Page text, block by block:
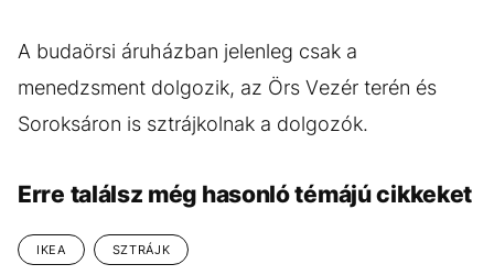
A budaörsi áruházban jelenleg csak a
menedzsment dolgozik, az Örs Vezér terén és
Soroksáron is sztrájkolnak a dolgozók.
Erre találsz még hasonló témájú cikkeket
IKEA SZTRÁJK